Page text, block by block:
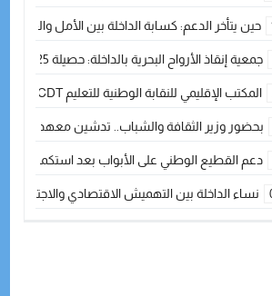
حين يتأخر الدعم: كسابة الداخلة بين الأمل والقلق ؟
جمعية إنقاذ الأرواح البحرية بالداخلة: حصيلة 2025 بين مهام الإنقاذ ومشروع “دار البحار”
المكتب الإقليمي للنقابة الوطنية للتعليم CDT يجتمع مع المدير الإقليمي لمناقشة ملفات جوهرية لنساء ورجال التعليم
بحضور وزير الثقافة والشباب.. تدشين معهد الموسيقى
دعم القطيع الوطني على الأبواب بعد استكمال
نساء الداخلة بين التهميش الاقتصادي والاجتماعي…